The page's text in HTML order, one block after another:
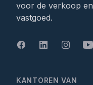
voor de verkoop
vastgoed.
KANTOREN VAN